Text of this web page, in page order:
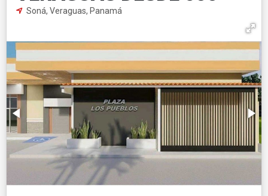
Soná, Veraguas, Panamá